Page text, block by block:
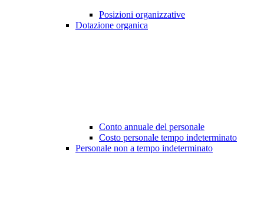
Posizioni organizzative
Dotazione organica
Conto annuale del personale
Costo personale tempo indeterminato
Personale non a tempo indeterminato